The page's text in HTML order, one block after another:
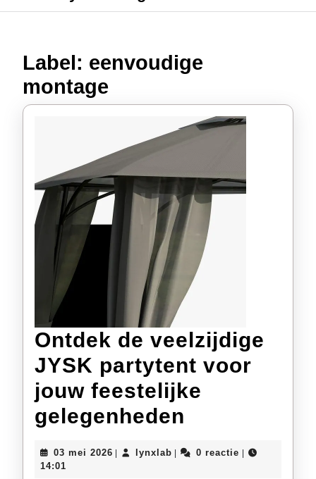
Label: eenvoudige
montage
Ontdek de veelzijdige
JYSK partytent voor
jouw feestelijke
gelegenheden
veelzijdige
03 mei 2026 03
lynxlablynxlab0 reactie
14:01